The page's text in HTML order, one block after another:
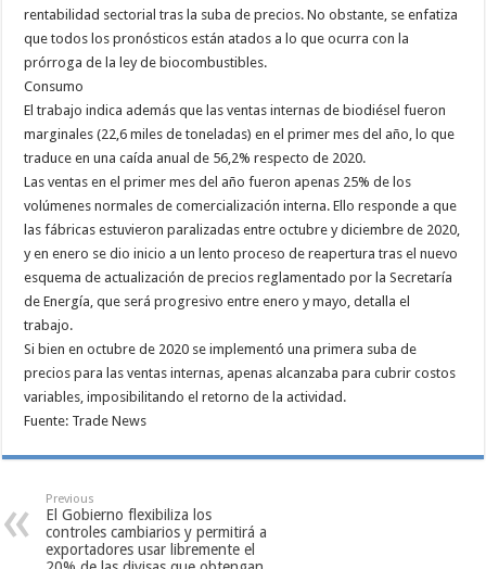
rentabilidad sectorial tras la suba de precios. No obstante, se enfatiza
que todos los pronósticos están atados a lo que ocurra con la
prórroga de la ley de biocombustibles.
Consumo
El trabajo indica además que las ventas internas de biodiésel fueron
marginales (22,6 miles de toneladas) en el primer mes del año, lo que
traduce en una caída anual de 56,2% respecto de 2020.
Las ventas en el primer mes del año fueron apenas 25% de los
volúmenes normales de comercialización interna. Ello responde a que
las fábricas estuvieron paralizadas entre octubre y diciembre de 2020,
y en enero se dio inicio a un lento proceso de reapertura tras el nuevo
esquema de actualización de precios reglamentado por la Secretaría
de Energía, que será progresivo entre enero y mayo, detalla el
trabajo.
Si bien en octubre de 2020 se implementó una primera suba de
precios para las ventas internas, apenas alcanzaba para cubrir costos
variables, imposibilitando el retorno de la actividad.
Fuente: Trade News
Previous
El Gobierno flexibiliza los
controles cambiarios y permitirá a
exportadores usar libremente el